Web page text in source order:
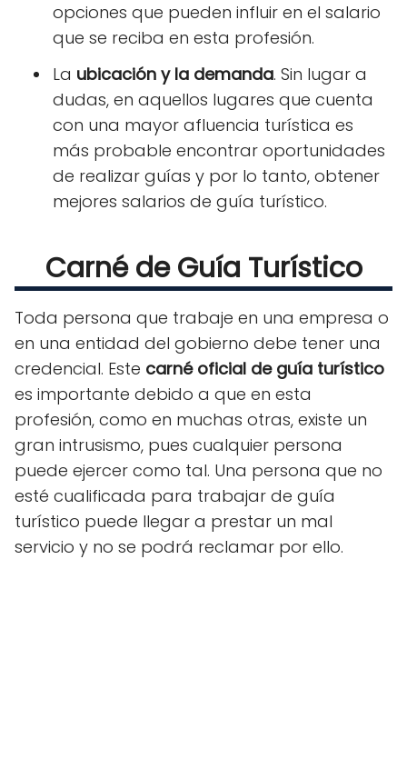
opciones que pueden influir en el salario
que se reciba en esta profesión.
La ubicación y la demanda. Sin lugar a
dudas, en aquellos lugares que cuenta
con una mayor afluencia turística es
más probable encontrar oportunidades
de realizar guías y por lo tanto, obtener
mejores salarios de guía turístico.
Carné de Guía Turístico
Toda persona que trabaje en una empresa o
en una entidad del gobierno debe tener una
credencial. Este carné oficial de guía turístico
es importante debido a que en esta
profesión, como en muchas otras, existe un
gran intrusismo, pues cualquier persona
puede ejercer como tal. Una persona que no
esté cualificada para trabajar de guía
turístico puede llegar a prestar un mal
servicio y no se podrá reclamar por ello.